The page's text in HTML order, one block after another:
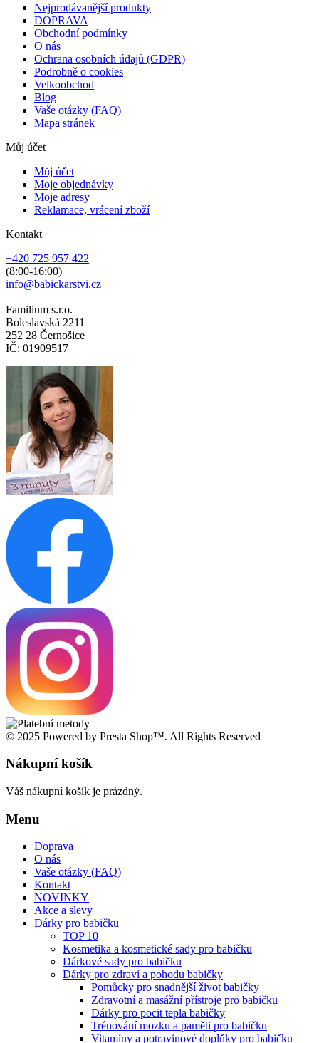
Nejprodávanější produkty
DOPRAVA
Obchodní podmínky
O nás
Ochrana osobních údajů (GDPR)
Podrobně o cookies
Velkoobchod
Blog
Vaše otázky (FAQ)
Mapa stránek
Můj účet
Můj účet
Moje objednávky
Moje adresy
Reklamace, vrácení zboží
Kontakt
+420 725 957 422
(8:00-16:00)
info@babickarstvi.cz
Familium s.r.o.
Boleslavská 2211
252 28 Černošice
IČ: 01909517
© 2025 Powered by Presta Shop™. All Rights Reserved
Nákupní košík
Váš nákupní košík je prázdný.
Menu
Doprava
O nás
Vaše otázky (FAQ)
Kontakt
NOVINKY
Akce a slevy
Dárky pro babičku
TOP 10
Kosmetika a kosmetické sady pro babičku
Dárkové sady pro babičku
Dárky pro zdraví a pohodu babičky
Pomůcky pro snadnější život babičky
Zdravotní a masážní přístroje pro babičku
Dárky pro pocit tepla babičky
Trénování mozku a paměti pro babičku
Vitamíny a potravinové doplňky pro babičku